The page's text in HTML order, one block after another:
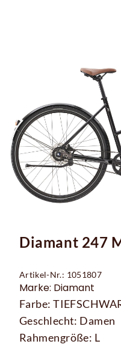
Diamant 247
Artikel-Nr.: 1051807
Marke: Diamant
Farbe:
Geschlecht: Damen
Rahmengröße: L